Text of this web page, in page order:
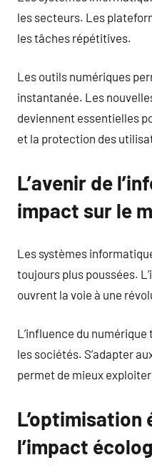
les secteurs. Les
les tâches répétitives.
Les outils numériques
instantanée. Les
deviennent essentielles
et la protection des
L’avenir de
impact sur le
Les systèmes
toujours plus poussées.
ouvrent la voie à une
L’influence du
les sociétés. S’adapter
permet de mieux
L’optimisation
l’impact